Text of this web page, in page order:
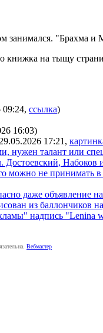
занимался. "Брахма и
книжка на тыщу
09:24, ссылка)
16:03)
17:21 ,
нужен талант или
Достоевский,
можно не принимать
даже объявление на
из баллончиков
надпись
Вебмастер